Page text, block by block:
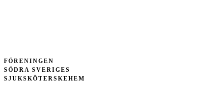
FÖRENINGEN
SÖDRA SVERIGES
SJUKSKÖTERSKEHEM